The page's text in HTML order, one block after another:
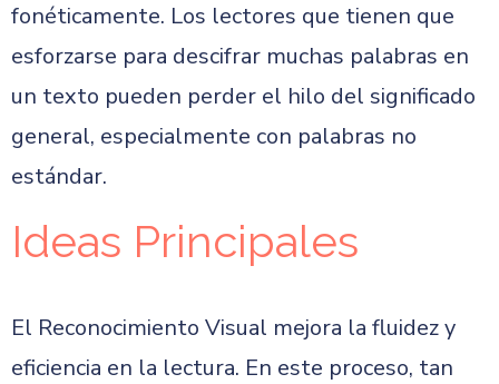
fonéticamente. Los lectores que tienen que
esforzarse para descifrar muchas palabras en
un texto pueden perder el hilo del significado
general, especialmente con palabras no
estándar.
Ideas Principales
El Reconocimiento Visual mejora la fluidez y
eficiencia en la lectura. En este proceso, tan